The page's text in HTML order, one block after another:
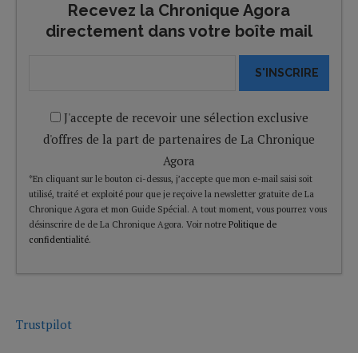
Recevez la Chronique Agora
directement dans votre boîte mail
S'INSCRIRE
J'accepte de recevoir une sélection exclusive
d'offres de la part de partenaires de La Chronique
Agora
*En cliquant sur le bouton ci-dessus, j’accepte que mon e-mail saisi soit
utilisé, traité et exploité pour que je reçoive la newsletter gratuite de La
Chronique Agora et mon Guide Spécial. A tout moment, vous pourrez vous
désinscrire de de La Chronique Agora. Voir notre Politique de
confidentialité.
Trustpilot